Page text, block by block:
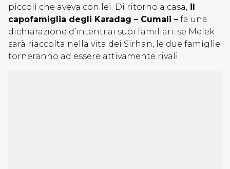
piccoli che aveva con lei. Di ritorno a casa, il
capofamiglia degli Karadag – Cumali – fa una
dichiarazione d’intenti ai suoi familiari: se Melek
sarà riaccolta nella vita dei Sirhan, le due famiglie
torneranno ad essere attivamente rivali.